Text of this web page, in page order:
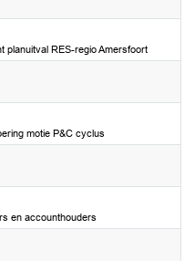
planuitval RES-regio Amersfoort
motie P&C cyclus
en accounthouders